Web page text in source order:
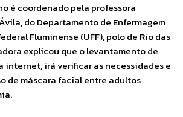
é coordenado pela professora
do Departamento de Enfermagem
Fluminense (UFF), polo de Rio das
explicou que o levantamento de
internet, irá verificar as necessidades e
de máscara facial entre adultos